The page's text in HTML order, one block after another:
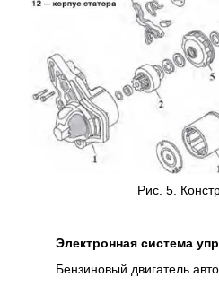
Рис. 5.
Электронная система
Бензиновый двигатель